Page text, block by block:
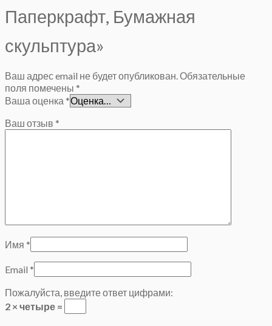
Паперкрафт, Бумажная
скульптура»
Ваш адрес email не будет опубликован.Обязательные
поля помечены *
Ваша оценка *
Ваш отзыв *
Имя *
Email *
Пожалуйста, введите ответ цифрами:
2 × четыре =